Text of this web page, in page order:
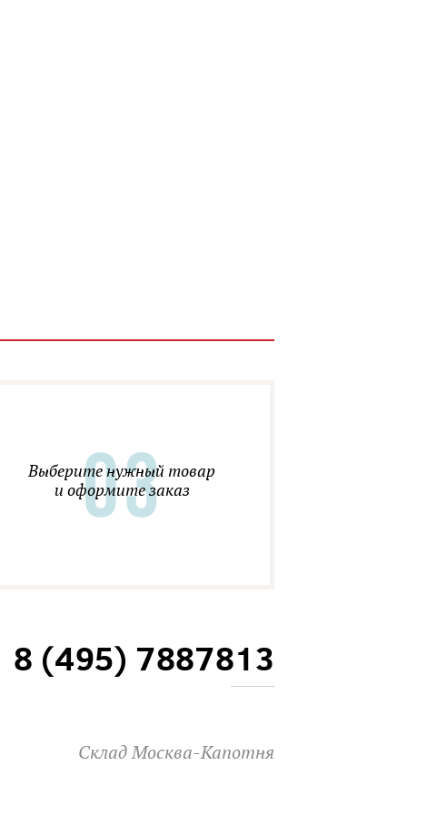
Выберите нужный товар
и оформите заказ
8 (495) 7887813
Склад Москва-Капотня